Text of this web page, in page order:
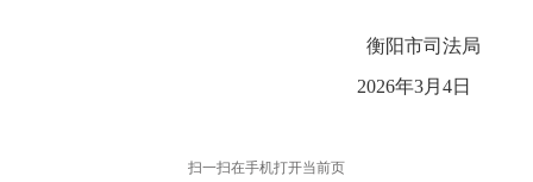
衡阳市司法局
2026年3月 4日
扫一扫在手机打开当前页